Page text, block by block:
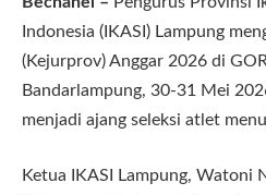
Indonesia (IKASI) Lampung
(Kejurprov) Anggar 2026 di
Bandarlampung, 30-31 Mei
menjadi ajang seleksi atlet
Ketua IKASI Lampung, Watoni